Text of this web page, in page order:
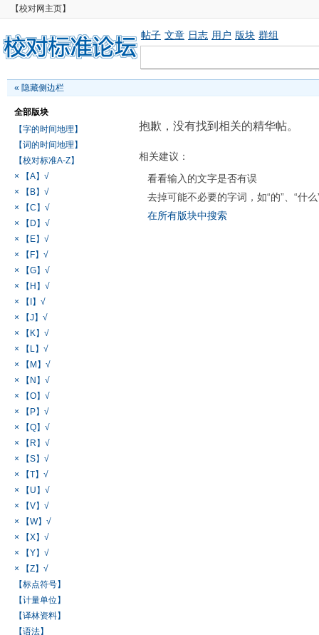
【校对网主页】
帖子 文章 日志 用户 版块 群组
« 隐藏侧边栏
全部版块
【字的时间地理】
【词的时间地理】
【校对标准A-Z】
× 【A】√
× 【B】√
× 【C】√
× 【D】√
× 【E】√
× 【F】√
× 【G】√
× 【H】√
× 【I】√
× 【J】√
× 【K】√
× 【L】√
× 【M】√
× 【N】√
× 【O】√
× 【P】√
× 【Q】√
× 【R】√
× 【S】√
× 【T】√
× 【U】√
× 【V】√
× 【W】√
× 【X】√
× 【Y】√
× 【Z】√
【标点符号】
【计量单位】
【译林资料】
【语法】
抱歉，没有找到相关的精华帖。
相关建议：
看看输入的文字是否有误
去掉可能不必要的字词，如“的”、“什么
在所有版块中搜索